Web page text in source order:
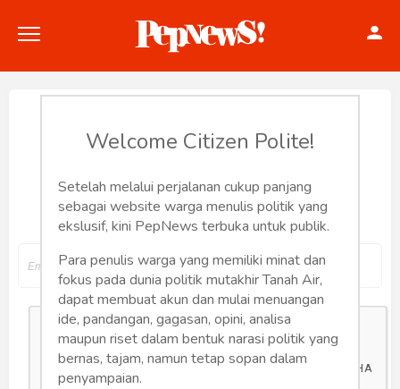
Politik
Konstitusi
Hankam
Internasional
Bisnis
Reset Password
Input your email address to reset your
password
Welcome Citizen Polite!
Setelah melalui perjalanan cukup panjang
sebagai website warga menulis politik yang
ekslusif, kini PepNews terbuka untuk publik.
Para penulis warga yang memiliki minat dan
fokus pada dunia politik mutakhir Tanah Air,
dapat membuat akun dan mulai menuangan
ide, pandangan, gagasan, opini, analisa
maupun riset dalam bentuk narasi politik yang
bernas, tajam, namun tetap sopan dalam
penyampaian.